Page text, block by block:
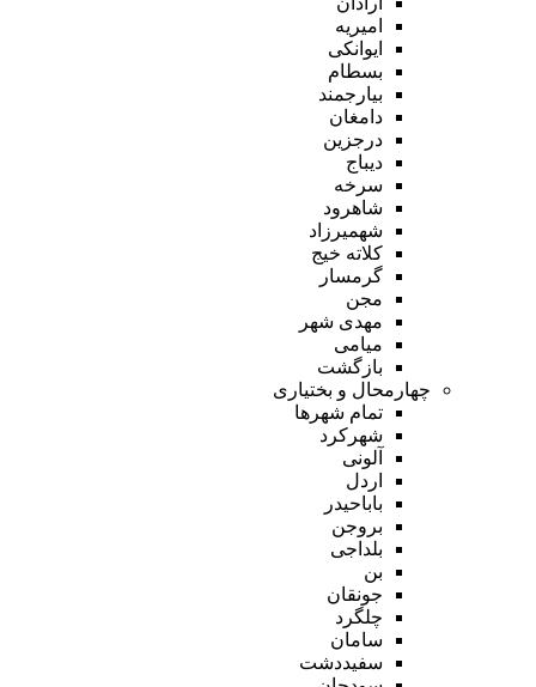
امیریه
ایوانکی
بسطام
بیارجمند
دامغان
درجزین
دیباج
سرخه
شاهرود
شهمیرزاد
کلاته خیج
گرمسار
مجن
مهدی شهر
میامی
بازگشت
چهارمحال و بختیاری
تمام شهر‌ها
شهرکرد
آلونی
اردل
باباحیدر
بروجن
بلداجی
بن
جونقان
چلگرد
سامان
سفیددشت